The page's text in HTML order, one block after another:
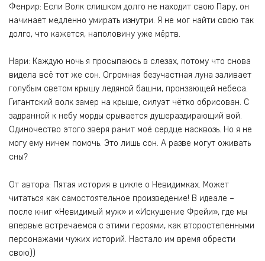
Фенрир: Если Волк слишком долго не находит свою Пару, он
начинает медленно умирать изнутри. Я не мог найти свою так
долго, что кажется, наполовину уже мёртв.
Нари: Каждую ночь я просыпаюсь в слезах, потому что снова
видела всё тот же сон. Огромная безучастная луна заливает
голубым светом крышу ледяной башни, пронзающей небеса.
Гигантский волк замер на крыше, силуэт чётко обрисован. С
задранной к небу морды срывается душераздирающий вой.
Одиночество этого зверя ранит моё сердце насквозь. Но я не
могу ему ничем помочь. Это лишь сон. А разве могут оживать
сны?
От автора: Пятая история в цикле о Невидимках. Может
читаться как самостоятельное произведение! В идеале –
после книг «Невидимый муж» и «Искушение Фрейи», где мы
впервые встречаемся с этими героями, как второстепенными
персонажами чужих историй. Настало им время обрести
свою))